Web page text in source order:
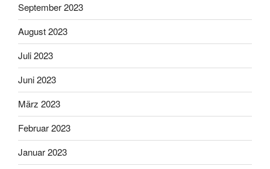
September 2023
August 2023
Juli 2023
Juni 2023
März 2023
Februar 2023
Januar 2023